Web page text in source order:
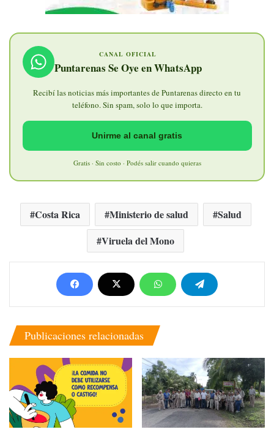
CANAL OFICIAL
Puntarenas Se Oye en WhatsApp
Recibí las noticias más importantes de Puntarenas directo en tu
teléfono. Sin spam, solo lo que importa.
Unirme al canal gratis
Gratis · Sin costo · Podés salir cuando quieras
Costa Rica Ministerio de salud
Salud
Viruela del Mono
Publicaciones relacionadas